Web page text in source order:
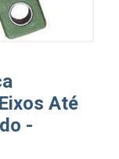
Até
-